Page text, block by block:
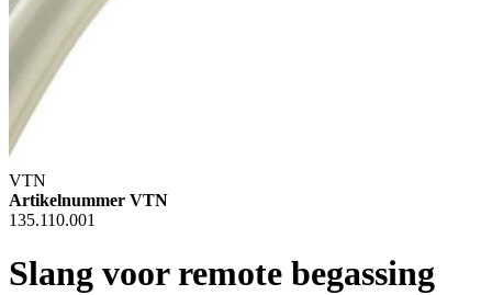
VTN
Artikelnummer VTN
135.110.001
Slang voor remote begassing